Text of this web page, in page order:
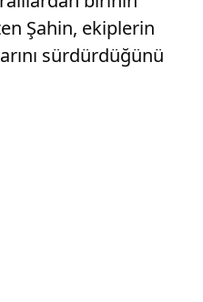
Şahin, ekiplerin
sürdürdüğünü